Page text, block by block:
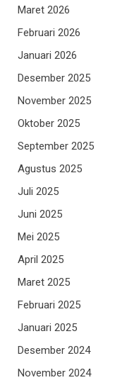
Maret 2026
Februari 2026
Januari 2026
Desember 2025
November 2025
Oktober 2025
September 2025
Agustus 2025
Juli 2025
Juni 2025
Mei 2025
April 2025
Maret 2025
Februari 2025
Januari 2025
Desember 2024
November 2024